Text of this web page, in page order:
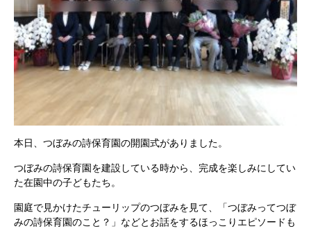
本日、つぼみの詩保育園の開園式がありました。
つぼみの詩保育園を建設している時から、完成を楽しみにしてい
た在園中の子どもたち。
園庭で見かけたチューリップのつぼみを見て、「つぼみってつぼ
みの詩保育園のこと？」などとお話をするほっこりエピソードも